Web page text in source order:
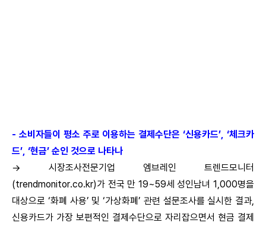
- 소비자들이 평소 주로 이용하는 결제수단은 ‘신용카드’, ‘체크카
드’, ‘현금’ 순인 것으로 나타나
→ 시장조사전문기업 엠브레인 트렌드모니터
(trendmonitor.co.kr)가 전국 만 19~59세 성인남녀 1,000명을
대상으로 ‘화폐 사용’ 및 ‘가상화폐’ 관련 설문조사를 실시한 결과,
신용카드가 가장 보편적인 결제수단으로 자리잡으면서 현금 결제